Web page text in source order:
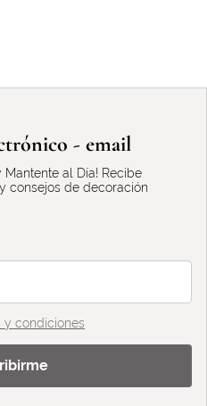
- email
Mantente al Día! Recibe
consejos de decoración
y condiciones